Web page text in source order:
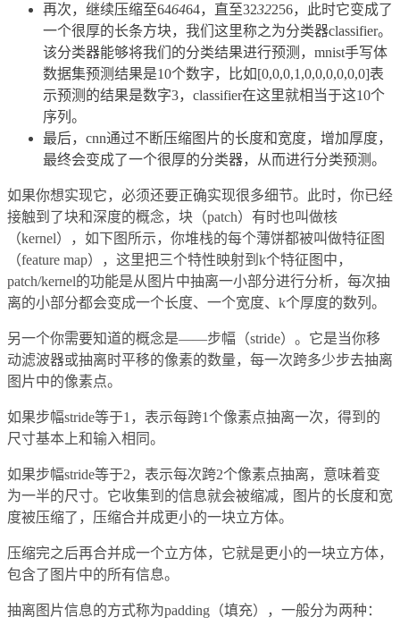
再次，继续压缩至646464，直至3232256，此时它变成了
一个很厚的长条方块，我们这里称之为分类器classifier。
该分类器能够将我们的分类结果进行预测，mnist手写体
数据集预测结果是10个数字，比如[0,0,0,1,0,0,0,0,0,0]表
示预测的结果是数字3，classifier在这里就相当于这10个
序列。
最后，cnn通过不断压缩图片的长度和宽度，增加厚度，
最终会变成了一个很厚的分类器，从而进行分类预测。
如果你想实现它，必须还要正确实现很多细节。此时，你已经
接触到了块和深度的概念，块（patch）有时也叫做核
（kernel），如下图所示，你堆栈的每个薄饼都被叫做特征图
（feature map），这里把三个特性映射到k个特征图中，
patch/kernel的功能是从图片中抽离一小部分进行分析，每次抽
离的小部分都会变成一个长度、一个宽度、k个厚度的数列。
另一个你需要知道的概念是——步幅（stride）。它是当你移
动滤波器或抽离时平移的像素的数量，每一次跨多少步去抽离
图片中的像素点。
如果步幅stride等于1，表示每跨1个像素点抽离一次，得到的
尺寸基本上和输入相同。
如果步幅stride等于2，表示每次跨2个像素点抽离，意味着变
为一半的尺寸。它收集到的信息就会被缩减，图片的长度和宽
度被压缩了，压缩合并成更小的一块立方体。
压缩完之后再合并成一个立方体，它就是更小的一块立方体，
包含了图片中的所有信息。
抽离图片信息的方式称为padding（填充），一般分为两种：